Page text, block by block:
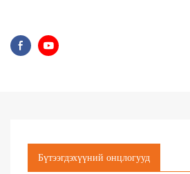
Бүтээгдэхүүний онцлогууд